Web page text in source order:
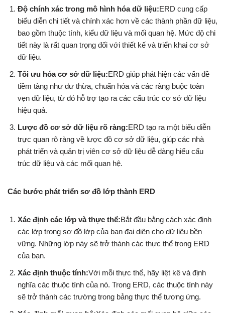
Độ chính xác trong mô hình hóa dữ liệu:ERD cung cấp
biểu diễn chi tiết và chính xác hơn về các thành phần dữ liệu,
bao gồm thuộc tính, kiểu dữ liệu và mối quan hệ. Mức độ chi
tiết này là rất quan trọng đối với thiết kế và triển khai cơ sở
dữ liệu.
Tối ưu hóa cơ sở dữ liệu:ERD giúp phát hiện các vấn đề
tiềm tàng như dư thừa, chuẩn hóa và các ràng buộc toàn
vẹn dữ liệu, từ đó hỗ trợ tạo ra các cấu trúc cơ sở dữ liệu
hiệu quả.
Lược đồ cơ sở dữ liệu rõ ràng:ERD tạo ra một biểu diễn
trực quan rõ ràng về lược đồ cơ sở dữ liệu, giúp các nhà
phát triển và quản trị viên cơ sở dữ liệu dễ dàng hiểu cấu
trúc dữ liệu và các mối quan hệ.
Các bước phát triển sơ đồ lớp thành ERD
Xác định các lớp và thực thể:Bắt đầu bằng cách xác định
các lớp trong sơ đồ lớp của bạn đại diện cho dữ liệu bền
vững. Những lớp này sẽ trở thành các thực thể trong ERD
của bạn.
Xác định thuộc tính:Với mỗi thực thể, hãy liệt kê và định
nghĩa các thuộc tính của nó. Trong ERD, các thuộc tính này
sẽ trở thành các trường trong bảng thực thể tương ứng.